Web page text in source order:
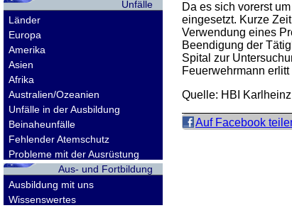
Unfälle
Länder
Europa
Amerika
Asien
Afrika
Australien/Ozeanien
Unfälle in der Ausbildung
Beinaheunfälle
Fehlender Atemschutz
Probleme mit der Ausrüstung
Aus- und Fortbildung
Ausbildung mit uns
Wissenswertes
Da es sich vorerst
eingesetzt. Kurze
Verwendung eines
Beendigung der
Spital zur
Feuerwehrmann
Quelle: HBI
Auf Facebook